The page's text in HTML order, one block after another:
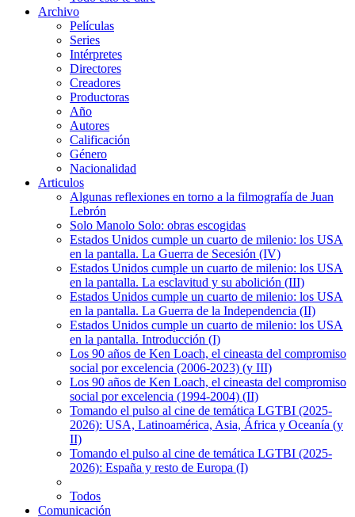
Archivo
Películas
Series
Intérpretes
Directores
Creadores
Productoras
Año
Autores
Calificación
Género
Nacionalidad
Articulos
Algunas reflexiones en torno a la filmografía de Juan
Lebrón
Solo Manolo Solo: obras escogidas
Estados Unidos cumple un cuarto de milenio: los USA
en la pantalla. La Guerra de Secesión (IV)
Estados Unidos cumple un cuarto de milenio: los USA
en la pantalla. La esclavitud y su abolición (III)
Estados Unidos cumple un cuarto de milenio: los USA
en la pantalla. La Guerra de la Independencia (II)
Estados Unidos cumple un cuarto de milenio: los USA
en la pantalla. Introducción (I)
Los 90 años de Ken Loach, el cineasta del compromiso
social por excelencia (2006-2023) (y III)
Los 90 años de Ken Loach, el cineasta del compromiso
social por excelencia (1994-2004) (II)
Tomando el pulso al cine de temática LGTBI (2025-
2026): USA, Latinoamérica, Asia, África y Oceanía (y
II)
Tomando el pulso al cine de temática LGTBI (2025-
2026): España y resto de Europa (I)
Todos
Comunicación